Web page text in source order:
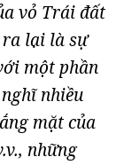
vỏ Trái đất
ra lại là sự
một phần
nhiều
mặt của
những